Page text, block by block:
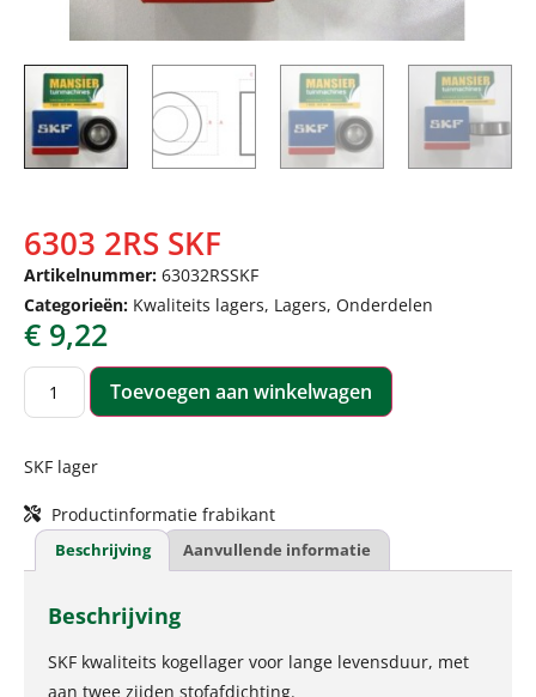
6303 2RS SKF
Artikelnummer: 63032RSSKF
Categorieën: Kwaliteits lagers, Lagers, Onderdelen
€ 9,22
Toevoegen aan winkelwagen
SKF lager
Productinformatie frabikant
Beschrijving Aanvullende informatie
Beschrijving
SKF kwaliteits kogellager voor lange levensduur, met
aan twee zijden stofafdichting.